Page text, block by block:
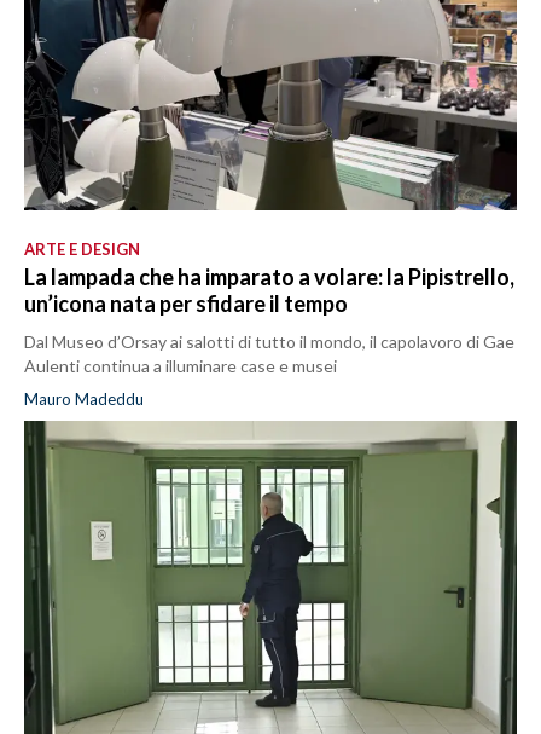
ARTE E DESIGN
La lampada che ha imparato a volare: la Pipistrello,
un’icona nata per sfidare il tempo
Dal Museo d’Orsay ai salotti di tutto il mondo, il capolavoro di Gae
Aulenti continua a illuminare case e musei
Mauro Madeddu